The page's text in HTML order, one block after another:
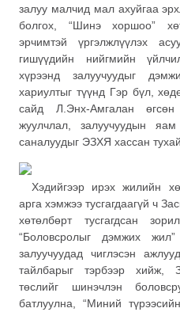
залуу малчид мал ахуйгаа
болгох, “Шинэ хоршоо”
эрчимтэй үргэлжлүүлэх
гишүүдийн нийгмийн
хүрээнд залуучуудыг
хариултыг түүнд Гэр бүл,
сайд Л.Энх-Амгалан
жуулчлал, залуучуудын
саналуудыг ЭЗХЯ хассан
Хэдийгээр ирэх жилийн
арга хэмжээ тусгагдаагүй ч
хөтөлбөрт тусгагдсан
“Боловсролыг дэмжих
залуучуудад чиглэсэн
тайлбарыг тэрбээр хийж,
төслийг шинэчлэн
батлуулна, “Миний